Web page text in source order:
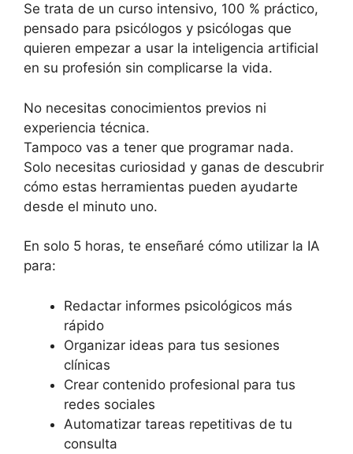
Se trata de un curso intensivo, 100 % práctico,
pensado para psicólogos y psicólogas que
quieren empezar a usar la inteligencia artificial
en su profesión sin complicarse la vida.
No necesitas conocimientos previos ni
experiencia técnica.
Tampoco vas a tener que programar nada.
Solo necesitas curiosidad y ganas de descubrir
cómo estas herramientas pueden ayudarte
desde el minuto uno.
En solo 5 horas, te enseñaré cómo utilizar la IA
para:
Redactar informes psicológicos más
rápido
Organizar ideas para tus sesiones
clínicas
Crear contenido profesional para tus
redes sociales
Automatizar tareas repetitivas de tu
consulta